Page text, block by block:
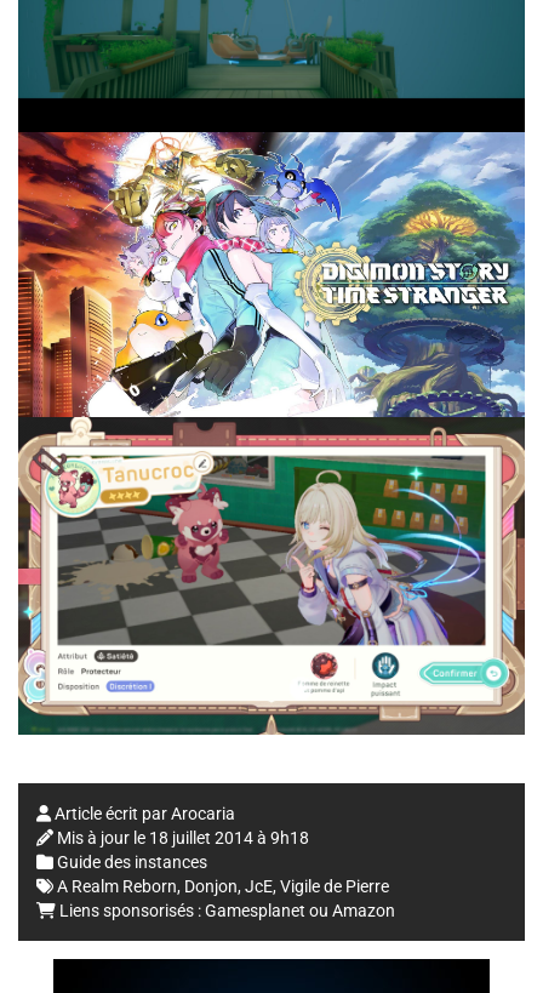
Article écrit parArocaria
Mis à jour le 18 juillet 2014 à 9h18
Guide des instances
A Realm Reborn, Donjon, JcE, Vigile de Pierre
Liens sponsorisés :Gamesplanet ou Amazon